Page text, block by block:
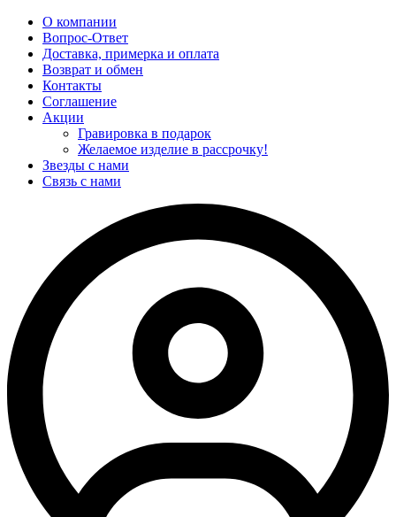
О компании
Вопрос-Ответ
Доставка, примерка и оплата
Возврат и обмен
Контакты
Соглашение
Акции
Гравировка в подарок
Желаемое изделие в рассрочку!
Звезды с нами
Связь с нами